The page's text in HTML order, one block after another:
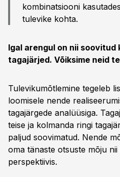
kombinatsiooni
tulevike kohta.
Igal arengul on nii soovitud
tagajärjed. Võiksime neid
Tulevikumõtlemine tegeleb
loomisele nende
tagajärgede analüüsiga.
teise ja kolmanda ringi
paljud soovimatud. Nende
oma tänaste otsuste mõju
perspektiivis.